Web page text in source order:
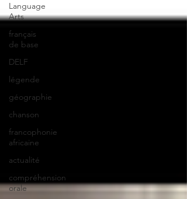
Language
Arts
français
de base
DELF
légende
géographie
chanson
francophonie
africaine
actualité
compréhension
orale